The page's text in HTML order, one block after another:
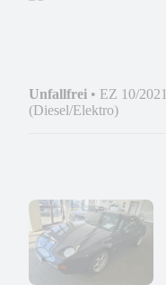
Unfallfrei • EZ 10/2021
(Diesel/Elektro)